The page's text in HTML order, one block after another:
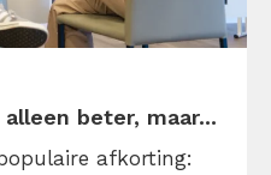
beter, maar...
afkorting: